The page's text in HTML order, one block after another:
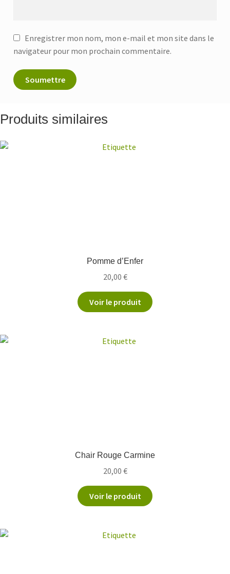
Enregistrer mon nom, mon e-mail et mon site dans le
navigateur pour mon prochain commentaire.
Produits similaires
Pomme d’Enfer
20,00 €
Voir le produit
Chair Rouge Carmine
20,00 €
Voir le produit